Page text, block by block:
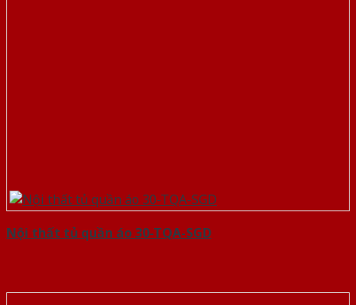
Nội thất tủ quần áo 30-TQA-SGD